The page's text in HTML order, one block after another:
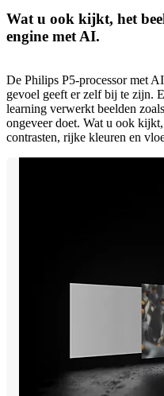
Wat u ook kijkt, het
engine met AI.
De Philips P5-processor met
gevoel geeft er zelf bij te zijn.
learning verwerkt beelden
ongeveer doet. Wat u ook
contrasten, rijke kleuren en